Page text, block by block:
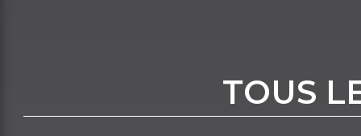
TOUS